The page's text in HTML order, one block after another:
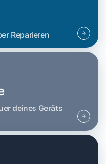
Reparieren
deines Geräts